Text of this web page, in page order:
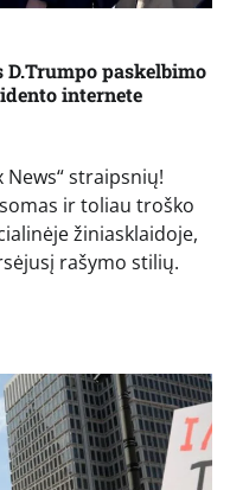
paskelbimo
internete
News“ straipsnių!
ir toliau troško
žiniasklaidoje,
rašymo stilių.